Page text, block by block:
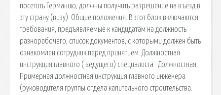
посетить Германию, должны получить разрешение на въезд в
эту страну (визу). Общие положения. В этот блок включаются
требования, предъявляемые к кандидатам на должность
разнорабочего, список документов, с которыми должен быть
ознакомлен сотрудник перед принятием. Должностная
инструкция главного ( ведущего) специалиста · Должностная
Примерная должностная инструкция главного инженера
(руководителя группы отдела капитального строительства.